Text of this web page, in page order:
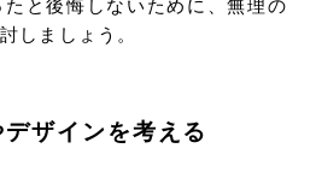
と後悔しないために、無理の
しましょう。
ザインを考える